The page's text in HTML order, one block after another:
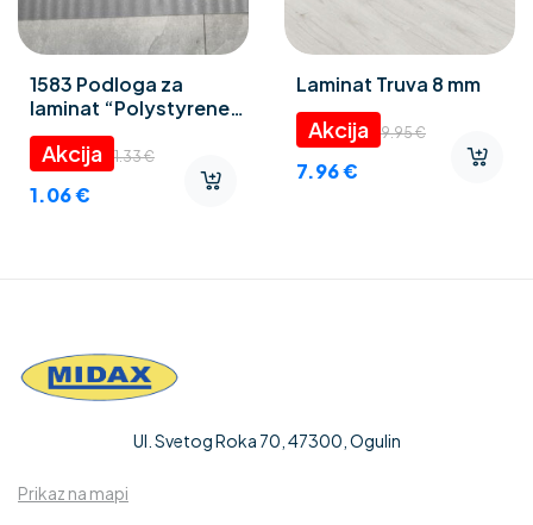
1583 Podloga za
laminat “Polystyrene
foam” 3 mm
1.33€
1.06€
Laminat Truva 8 mm
9.95€
7.96€
Ul. Svetog Roka 70, 47300, Ogulin
Prikaz na mapi